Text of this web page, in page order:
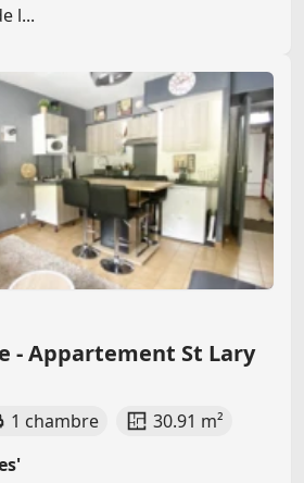
l...
- Appartement St Lary
1 chambre
30.91 m²